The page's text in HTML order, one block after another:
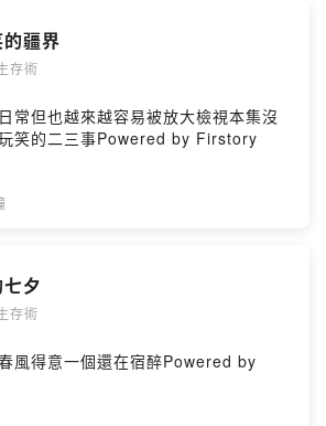
疆界
存術
常但也越來越容易被放大檢視本集沒
笑的二三事Powered by Firstory
夕
存術
風得意一個還在宿醉Powered by